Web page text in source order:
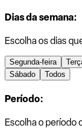
Dias da semana:
Escolha os dias
Segunda-feira
Sábado
Todos
Período:
Escolha o período